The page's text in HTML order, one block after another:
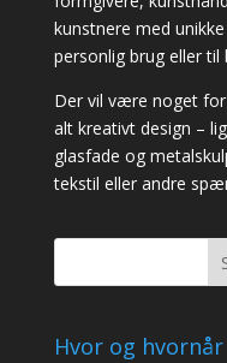
kunstnere med
personlig brug eller til
Der vil være noget
alt kreativt design –
glasfade og
tekstil eller andre
Hvor og hvornår